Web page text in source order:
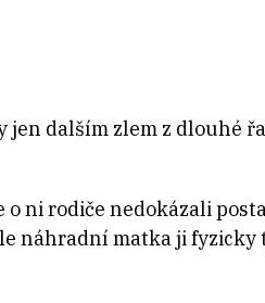
dalším zlem z dlouhé
ni rodiče nedokázali
náhradní matka ji fyzicky